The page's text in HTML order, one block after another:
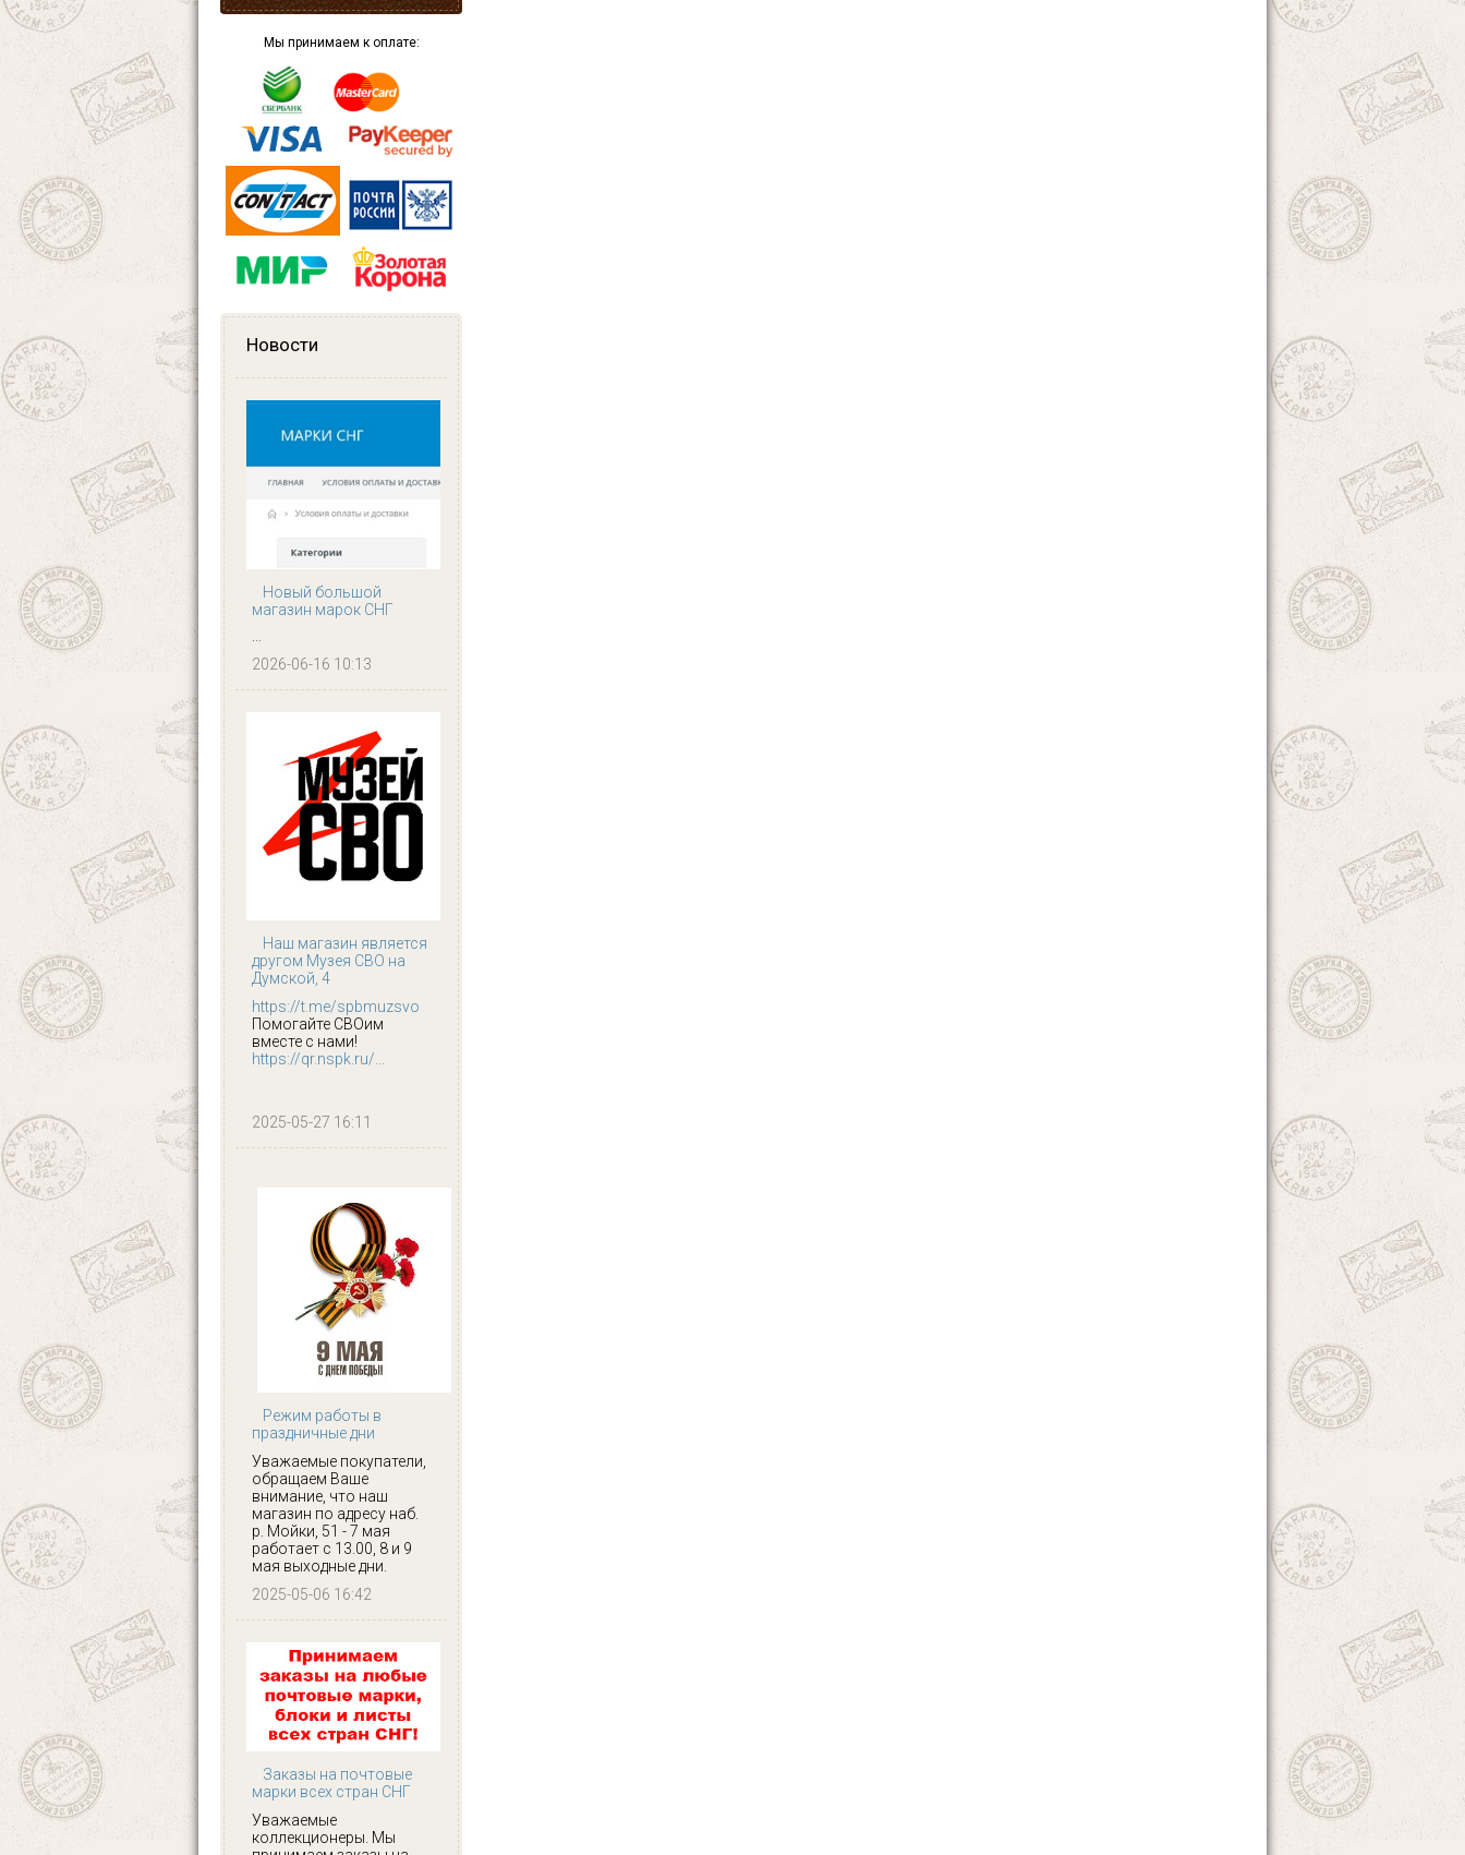
Мы принимаем к оплате:
Новости
Новый большой
магазин марок СНГ
...
2026-06-16 10:13
Наш магазин является
другом Музея СВО на
Думской, 4
https://t.me/spbmuzsvo
Помогайте СВОим
вместе с нами!
https://qr.nspk.ru/...
2025-05-27 16:11
Режим работы в
праздничные дни
Уважаемые покупатели,
обращаем Ваше
внимание, что наш
магазин по адресу наб.
р. Мойки, 51 - 7 мая
работает с 13.00, 8 и 9
мая выходные дни.
2025-05-06 16:42
Заказы на почтовые
марки всех стран СНГ
Уважаемые
коллекционеры. Мы